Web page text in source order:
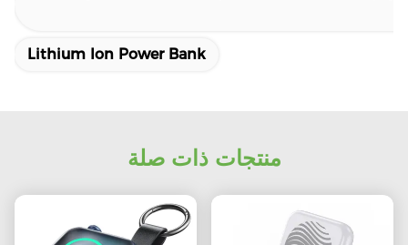
Lithium Ion Power Bank
منتجات ذات صلة